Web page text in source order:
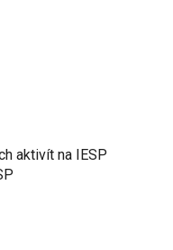
aktivít na IESP